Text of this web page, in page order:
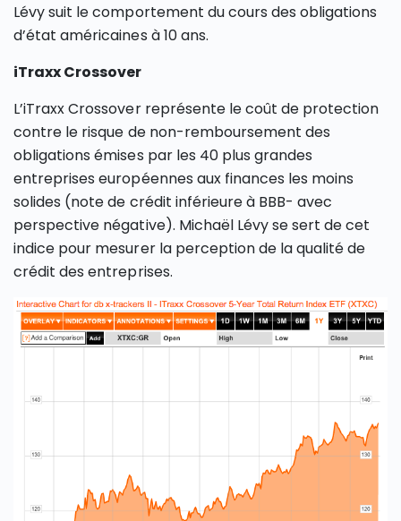
Lévy suit le comportement du cours des obligations
d’état américaines à 10 ans.
iTraxx Crossover
L’iTraxx Crossover représente le coût de protection
contre le risque de non-remboursement des
obligations émises par les 40 plus grandes
entreprises européennes aux finances les moins
solides (note de crédit inférieure à BBB- avec
perspective négative). Michaël Lévy se sert de cet
indice pour mesurer la perception de la qualité de
crédit des entreprises.